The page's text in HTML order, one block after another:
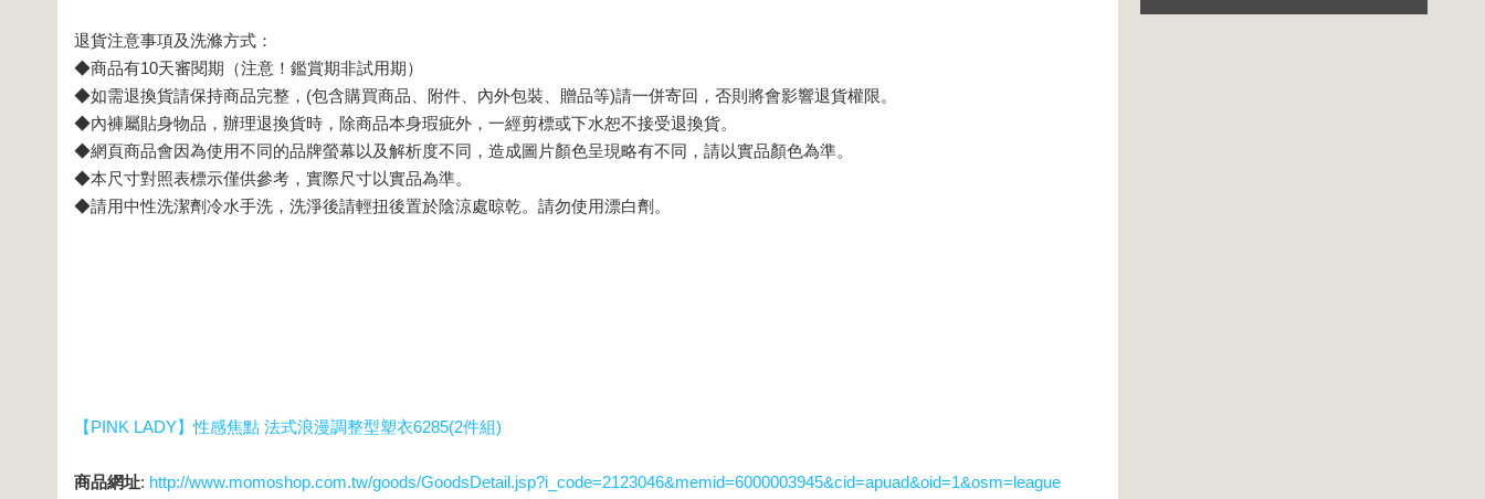
退貨注意事項及洗滌方式：
◆商品有10天審閱期（注意！鑑賞期非試用期）
◆如需退換貨請保持商品完整，(包含購買商品、附件、內外包裝、贈品等)請一併寄回，否則將會影響退貨權限。
◆內褲屬貼身物品，辦理退換貨時，除商品本身瑕疵外，一經剪標或下水恕不接受退換貨。
◆網頁商品會因為使用不同的品牌螢幕以及解析度不同，造成圖片顏色呈現略有不同，請以實品顏色為準。
◆本尺寸對照表標示僅供參考，實際尺寸以實品為準。
◆請用中性洗潔劑冷水手洗，洗淨後請輕扭後置於陰涼處晾乾。請勿使用漂白劑。
【PINK LADY】性感焦點 法式浪漫調整型塑衣6285(2件組)
商品網址: http://www.momoshop.com.tw/goods/GoodsDetail.jsp?i_code=2123046&memid=6000003945&cid=apuad&oid=1&osm=league